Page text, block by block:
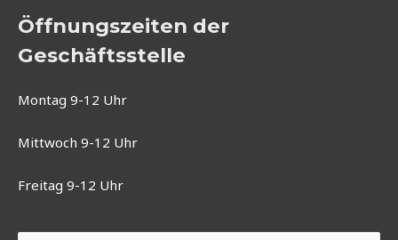
Öffnungszeiten der
Geschäftsstelle
Montag 9-12 Uhr
Mittwoch 9-12 Uhr
Freitag 9-12 Uhr